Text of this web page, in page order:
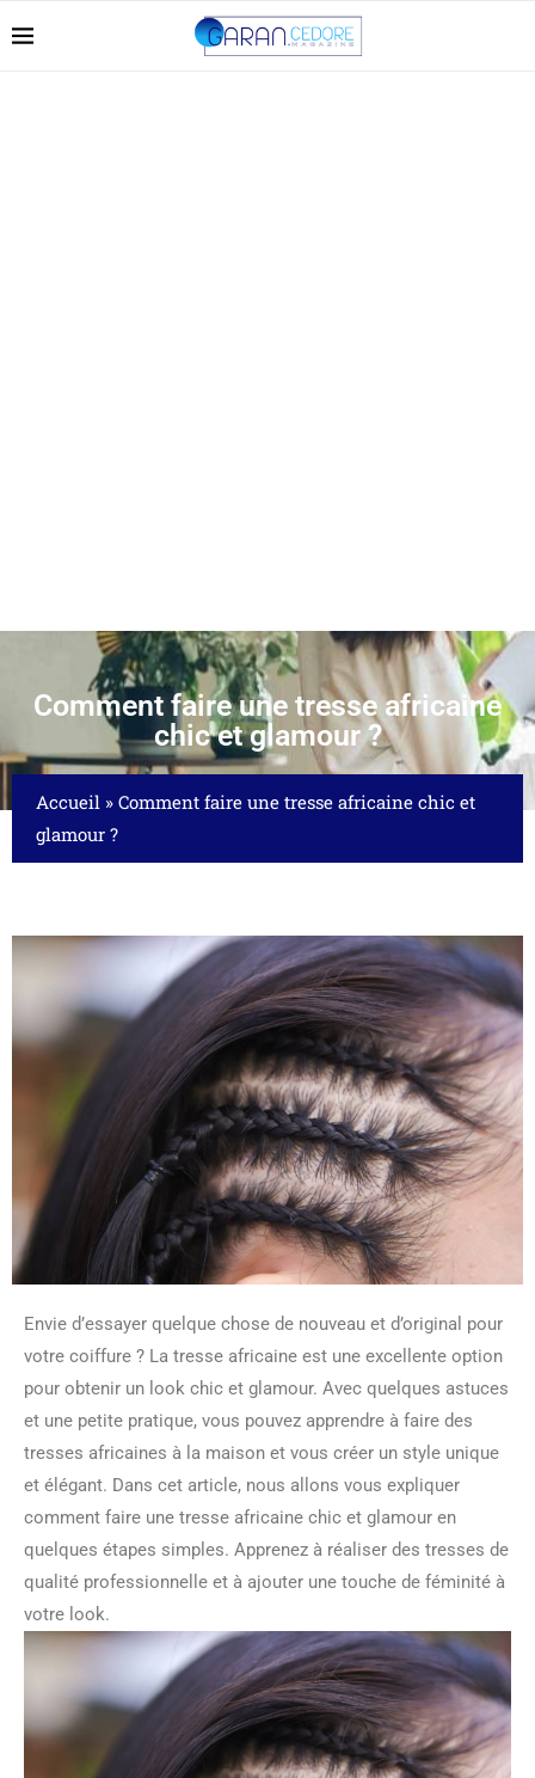
Comment faire une tresse africaine
chic et glamour ?
Accueil » Comment faire une tresse africaine chic et
glamour ?
Envie d’essayer quelque chose de nouveau et d’original pour
votre coiffure ? La tresse africaine est une excellente option
pour obtenir un look chic et glamour. Avec quelques astuces
et une petite pratique, vous pouvez apprendre à faire des
tresses africaines à la maison et vous créer un style unique
et élégant. Dans cet article, nous allons vous expliquer
comment faire une tresse africaine chic et glamour en
quelques étapes simples. Apprenez à réaliser des tresses de
qualité professionnelle et à ajouter une touche de féminité à
votre look.